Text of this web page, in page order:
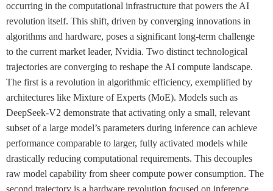
occurring in the computational infrastructure that powers the AI
revolution itself. This shift, driven by converging innovations in
algorithms and hardware, poses a significant long-term challenge
to the current market leader, Nvidia. Two distinct technological
trajectories are converging to reshape the AI compute landscape.
The first is a revolution in algorithmic efficiency, exemplified by
architectures like Mixture of Experts (MoE). Models such as
DeepSeek-V2 demonstrate that activating only a small, relevant
subset of a large model’s parameters during inference can achieve
performance comparable to larger, fully activated models while
drastically reducing computational requirements. This decouples
raw model capability from sheer compute power consumption. The
second trajectory is a hardware revolution focused on inference